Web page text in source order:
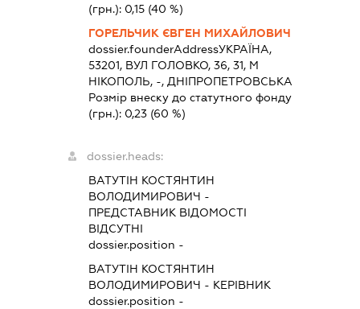
(грн.): 0,15(40 %)
ГОРЕЛЬЧИК ЄВГЕН МИХАЙЛОВИЧ
dossier.founderAddressУКРАЇНА,
53201, ВУЛ ГОЛОВКО, 36, 31, М
НІКОПОЛЬ, -, ДНІПРОПЕТРОВСЬКА
Розмір внеску до статутного фонду
(грн.): 0,23(60 %)
dossier.heads:
ВАТУТІН КОСТЯНТИН
ВОЛОДИМИРОВИЧ -
ПРЕДСТАВНИК ВІДОМОСТІ
ВІДСУТНІ
dossier.position -
ВАТУТІН КОСТЯНТИН
ВОЛОДИМИРОВИЧ - КЕРІВНИК
dossier.position -